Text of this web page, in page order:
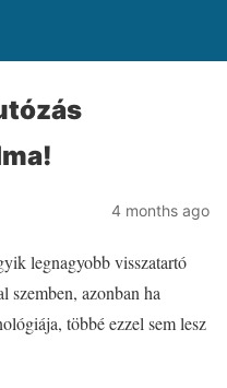
4 months ago
legnagyobb visszatartó
szemben, azonban ha
többé ezzel sem lesz